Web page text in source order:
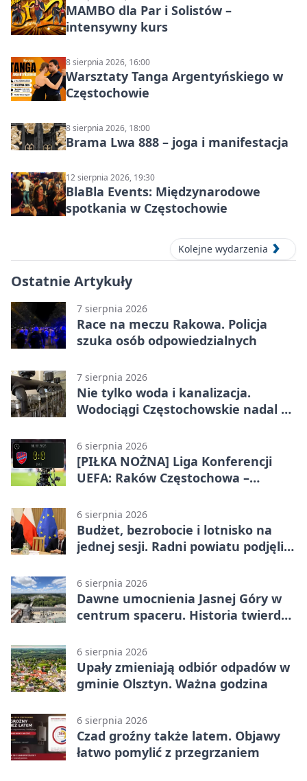
MAMBO dla Par i Solistów –
intensywny kurs
8 sierpnia 2026, 16:00
Warsztaty Tanga Argentyńskiego w
Częstochowie
8 sierpnia 2026, 18:00
Brama Lwa 888 – joga i manifestacja
12 sierpnia 2026, 19:30
BlaBla Events: Międzynarodowe
spotkania w Częstochowie
Kolejne wydarzenia
Ostatnie Artykuły
7 sierpnia 2026
Race na meczu Rakowa. Policja
szuka osób odpowiedzialnych
7 sierpnia 2026
Nie tylko woda i kanalizacja.
Wodociągi Częstochowskie nadal w
6 sierpnia 2026
[PIŁKA NOŻNA] Liga Konferencji
UEFA: Raków Częstochowa –
meczu III rundy eliminacji
6 sierpnia 2026
Budżet, bezrobocie i lotnisko na
jednej sesji. Radni powiatu podjęli
6 sierpnia 2026
Dawne umocnienia Jasnej Góry w
centrum spaceru. Historia twierdzy
6 sierpnia 2026
Upały zmieniają odbiór odpadów w
gminie Olsztyn. Ważna godzina
6 sierpnia 2026
Czad groźny także latem. Objawy
łatwo pomylić z przegrzaniem